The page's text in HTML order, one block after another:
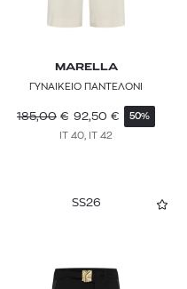
MARELLA
ΓΥΝΑΙΚΕΙΟ ΠΑΝΤΕΛΟΝΙ
185,00 € 92,50 € 50%
IT 40, IT 42
SS26